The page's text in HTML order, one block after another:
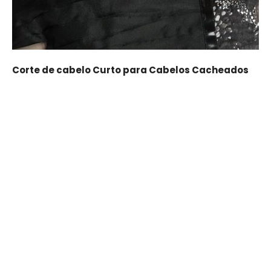
Corte de cabelo Curto para Cabelos Cacheados